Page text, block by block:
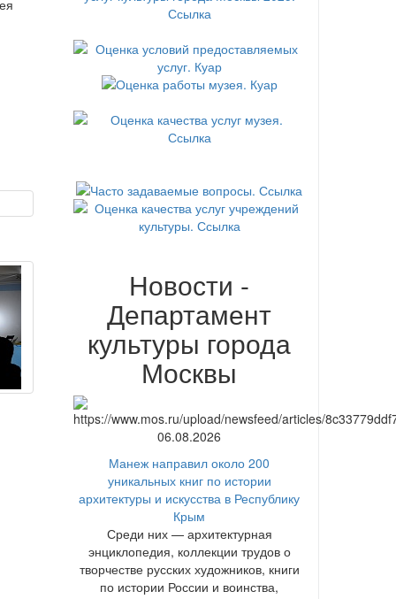
Новости -
Департамент
культуры города
Москвы
06.08.2026
Манеж направил около 200
уникальных книг по истории
архитектуры и искусства в Республику
Крым
Среди них — архитектурная
энциклопедия, коллекции трудов о
творчестве русских художников, книги
по истории России и воинства,